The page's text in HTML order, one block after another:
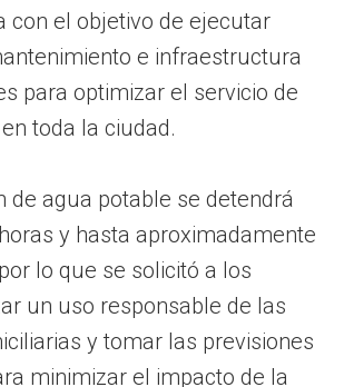
con el objetivo de ejecutar
e infraestructura
para optimizar el servicio de
toda la ciudad.
de agua potable se detendrá
y hasta aproximadamente
lo que se solicitó a los
un uso responsable de las
y tomar las previsiones
minimizar el impacto de la